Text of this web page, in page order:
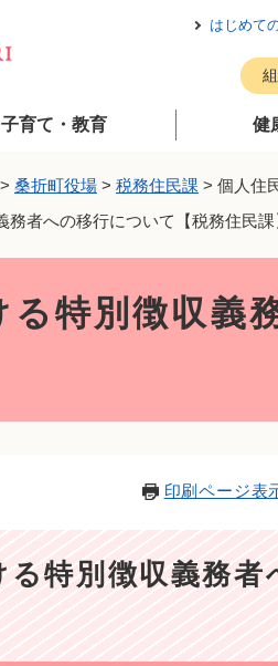
メニュー
はじめて
子育て・教育 健
> 桑折町役場 > 税務住民課 > 個人住
者への移行について【税務住民課
特別徴収義
印刷ページ表
特別徴収義務者